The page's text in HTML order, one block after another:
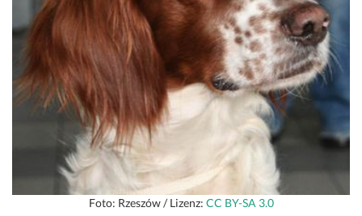
Foto: Rzeszów / Lizenz: CC BY-SA 3.0